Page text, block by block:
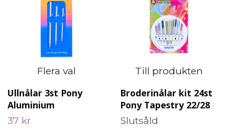
Flera val
Ullnålar 3st Pony
Aluminium
37 kr
Till produkten
Broderinålar kit 24st
Pony Tapestry 22/28
Slutsåld